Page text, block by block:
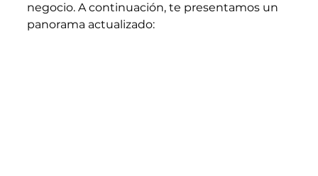
negocio. A continuación, te presentamos un
panorama actualizado: